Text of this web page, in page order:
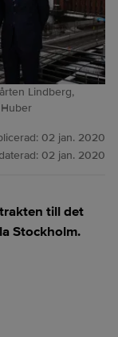
Lindberg,
02 jan. 2020
02 jan. 2020
till det
Stockholm.